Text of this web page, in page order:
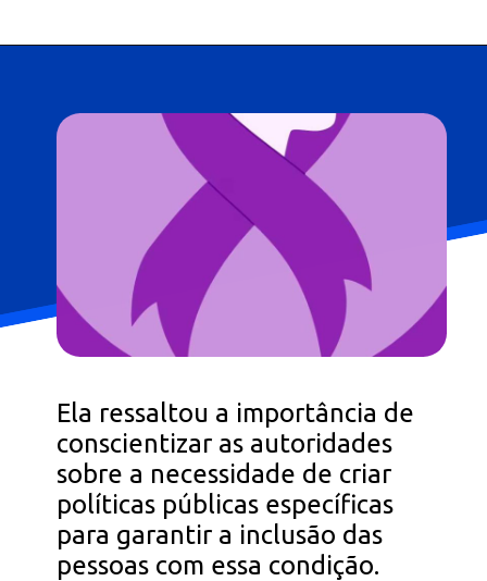
Ela ressaltou a importância de
conscientizar as autoridades
sobre a necessidade de criar
políticas públicas específicas
para garantir a inclusão das
pessoas com essa condição.